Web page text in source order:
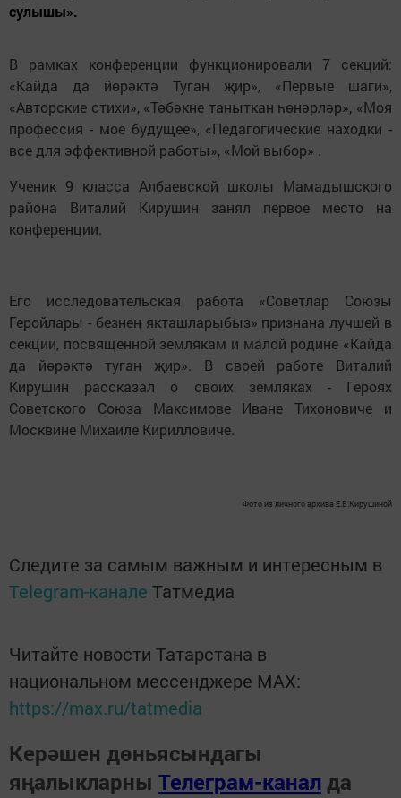
сулышы».
В рамках конференции функционировали 7 секций:
«Кайда да йөрәктә Туган җир», «Первые шаги»,
«Авторские стихи», «Төбәкне таныткан һөнәрләр», «Моя
профессия - мое будущее», «Педагогические находки -
все для эффективной работы», «Мой выбор» .
Ученик 9 класса Албаевской школы Мамадышского
района Виталий Кирушин занял первое место на
конференции.
Его исследовательская работа «Советлар Союзы
Геройлары - безнең якташларыбыз» признана лучшей в
секции, посвященной землякам и малой родине «Кайда
да йөрәктә туган җир». В своей работе Виталий
Кирушин рассказал о своих земляках - Героях
Советского Союза Максимове Иване Тихоновиче и
Москвине Михаиле Кирилловиче.
Фото из личного архива Е.В.Кирушиной
Следите за самым важным и интересным в
Telegram-канале Татмедиа
Читайте новости Татарстана в
национальном мессенджере MАХ:
https://max.ru/tatmedia
Керәшен дөньясындагы
яңалыкларны Телеграм-канал да